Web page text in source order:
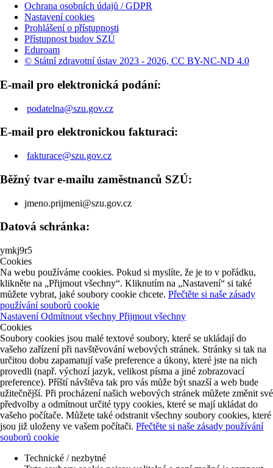
Ochrana osobních údajů / GDPR
Nastavení cookies
Prohlášení o přístupnosti
Přístupnost budov SZÚ
Eduroam
© Státní zdravotní ústav 2023 - 2026, CC BY-NC-ND 4.0
E-mail pro elektronická podání:
podatelna@szu.gov.cz
E-mail pro elektronickou fakturaci:
fakturace@szu.gov.cz
Běžný tvar e-mailu zaměstnanců SZÚ:
jmeno.prijmeni@szu.gov.cz
Datová schránka:
ymkj9r5
Cookies
Na webu používáme cookies. Pokud si myslíte, že je to v pořádku,
klikněte na „Přijmout všechny“. Kliknutím na „Nastavení“ si také
můžete vybrat, jaké soubory cookie chcete. Přečtěte si naše zásady
používání souborů cookie
NastaveníOdmítnout všechny Přijmout všechny
Cookies
Soubory cookies jsou malé textové soubory, které se ukládají do
vašeho zařízení při navštěvování webových stránek. Stránky si tak na
určitou dobu zapamatují vaše preference a úkony, které jste na nich
provedli (např. výchozí jazyk, velikost písma a jiné zobrazovací
preference). Příští návštěva tak pro vás může být snazší a web bude
užitečnější. Při procházení našich webových stránek můžete změnit své
předvolby a odmítnout určité typy cookies, které se mají ukládat do
vašeho počítače. Můžete také odstranit všechny soubory cookies, které
jsou již uloženy ve vašem počítači. Přečtěte si naše zásady používání
souborů cookie
Technické / nezbytné